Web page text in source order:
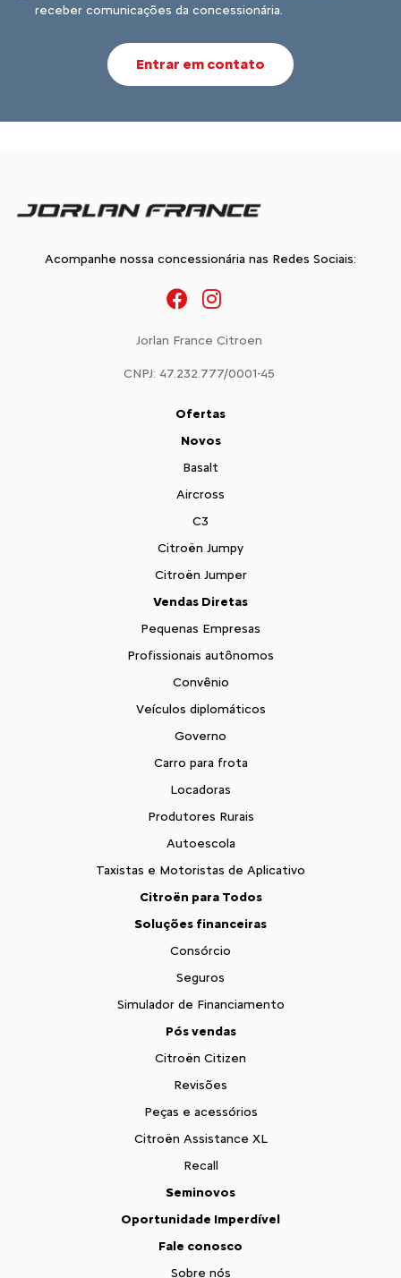
receber comunicações da concessionária.
Entrar em contato
Acompanhe nossa concessionária nas Redes Sociais:
Jorlan France Citroen
CNPJ: 47.232.777/0001-45
Ofertas
Novos
Basalt
Aircross
C3
Citroën Jumpy
Citroën Jumper
Vendas Diretas
Pequenas Empresas
Profissionais autônomos
Convênio
Veículos diplomáticos
Governo
Carro para frota
Locadoras
Produtores Rurais
Autoescola
Taxistas e Motoristas de Aplicativo
Citroën para Todos
Soluções financeiras
Consórcio
Seguros
Simulador de Financiamento
Pós vendas
Citroën Citizen
Revisões
Peças e acessórios
Citroën Assistance XL
Recall
Seminovos
Oportunidade Imperdível
Fale conosco
Sobre nós